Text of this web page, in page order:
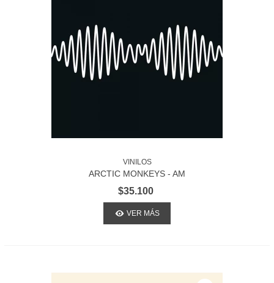
VINILOS
ARCTIC MONKEYS - AM
$35.100
VER MÁS